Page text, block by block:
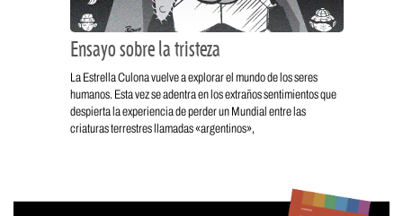
Ensayo sobre la tristeza
La Estrella Culona vuelve a explorar el mundo de los seres
humanos. Esta vez se adentra en los extraños sentimientos que
despierta la experiencia de perder un Mundial entre las
criaturas terrestres llamadas «argentinos»,